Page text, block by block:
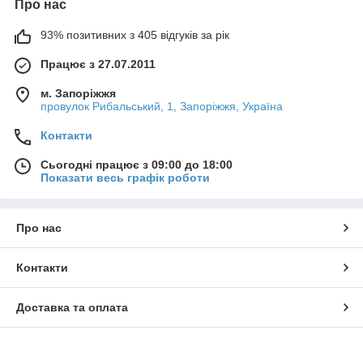
Про нас
93% позитивних з 405 відгуків за рік
Працює з 27.07.2011
м. Запоріжжя
провулок Рибальський, 1, Запоріжжя, Україна
Контакти
Сьогодні працює з 09:00 до 18:00
Показати весь графік роботи
Про нас
Контакти
Доставка та оплата